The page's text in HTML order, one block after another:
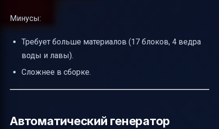
Минусы:
Требует больше материалов (17 блоков, 4 ведра
воды и лавы).
Сложнее в сборке.
Автоматический генератор